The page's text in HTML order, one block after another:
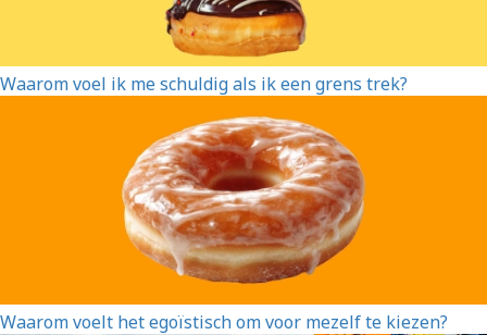
Waarom voel ik me schuldig als ik een grens trek?
Waarom voelt het egoïstisch om voor mezelf te kiezen?